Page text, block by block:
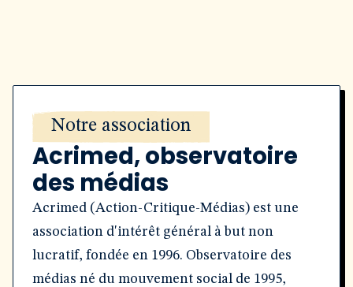
Notre association
Acrimed, observatoire
des médias
Acrimed (Action-Critique-Médias) est une
association d'intérêt général à but non
lucratif, fondée en 1996. Observatoire des
médias né du mouvement social de 1995,